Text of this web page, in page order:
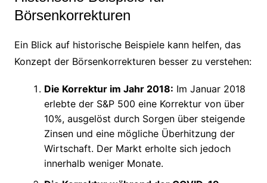
Börsenkorrekturen
Ein Blick auf historische Beispiele kann helfen, das
Konzept der Börsenkorrekturen besser zu verstehen:
Die Korrektur im Jahr 2018: Im Januar 2018
erlebte der S&P 500 eine Korrektur von über
10%, ausgelöst durch Sorgen über steigende
Zinsen und eine mögliche Überhitzung der
Wirtschaft. Der Markt erholte sich jedoch
innerhalb weniger Monate.